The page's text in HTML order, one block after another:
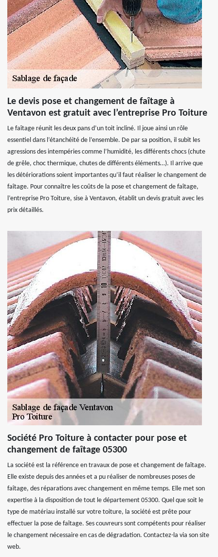
Le devis pose et changement de faîtage à
Ventavon est gratuit avec l’entreprise Pro Toiture
Le faîtage réunit les deux pans d’un toit incliné. Il joue ainsi un rôle
essentiel dans l’étanchéité de l’ensemble. De par sa position, il subit les
agressions des intempéries comme l’humidité, les différents chocs (chute
de grêle, choc thermique, chutes de différents éléments…). Il arrive que
les détériorations soient importantes qu’il faut réaliser le changement de
faîtage. Pour connaître les coûts de la pose et changement de faîtage,
l’entreprise Pro Toiture, sise à Ventavon, établit un devis gratuit avec les
prix détaillés.
Société Pro Toiture à contacter pour pose et
changement de faîtage 05300
La société est la référence en travaux de pose et changement de faîtage.
Elle existe depuis des années et a pu réaliser de nombreuses poses de
faîtage, des réparations avec changement en même temps. Elle met son
expertise à la disposition de tout le département 05300. Quel que soit le
type de matériau installé sur votre toiture, la société est prête pour
effectuer la pose de faîtage. Ses couvreurs sont compétents pour réaliser
le changement nécessaire en cas de dégradation. Contactez-la via son site
web.